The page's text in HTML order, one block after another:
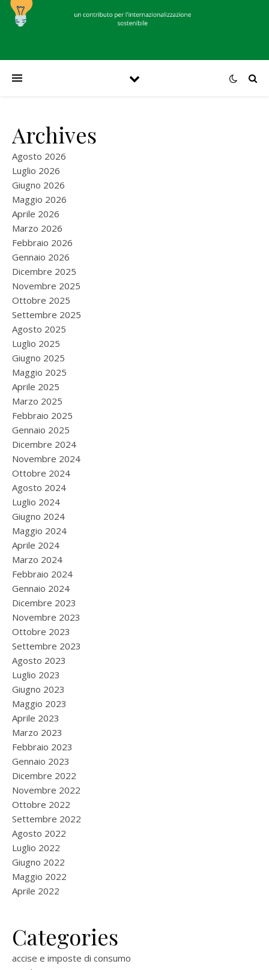
Archives
Agosto 2026
Luglio 2026
Giugno 2026
Maggio 2026
Aprile 2026
Marzo 2026
Febbraio 2026
Gennaio 2026
Dicembre 2025
Novembre 2025
Ottobre 2025
Settembre 2025
Agosto 2025
Luglio 2025
Giugno 2025
Maggio 2025
Aprile 2025
Marzo 2025
Febbraio 2025
Gennaio 2025
Dicembre 2024
Novembre 2024
Ottobre 2024
Agosto 2024
Luglio 2024
Giugno 2024
Maggio 2024
Aprile 2024
Marzo 2024
Febbraio 2024
Gennaio 2024
Dicembre 2023
Novembre 2023
Ottobre 2023
Settembre 2023
Agosto 2023
Luglio 2023
Giugno 2023
Maggio 2023
Aprile 2023
Marzo 2023
Febbraio 2023
Gennaio 2023
Dicembre 2022
Novembre 2022
Ottobre 2022
Settembre 2022
Agosto 2022
Luglio 2022
Giugno 2022
Maggio 2022
Aprile 2022
Categories
accise e imposte di consumo